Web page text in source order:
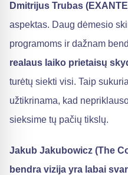
Dmitrijus Trubas
aspektas. Daug dėmesio
programoms ir dažnam
realaus laiko prietaisų
turėtų siekti visi. Taip
užtikrinama, kad
sieksime tų pačių tikslų.
Jakub Jakubowicz (The
bendra vizija yra labai